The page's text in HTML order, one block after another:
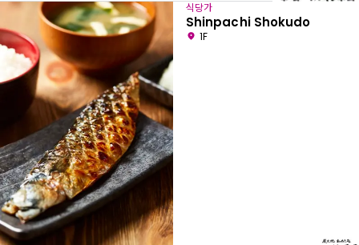
식당가
Shinpachi Shokudo
1F